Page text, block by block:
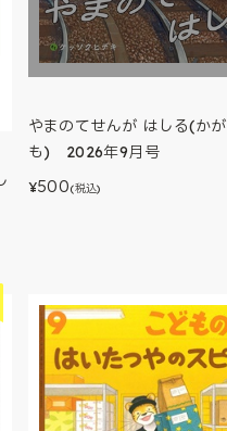
やまのてせんが はしる(か
も) 2026年9月号
¥500(税込)